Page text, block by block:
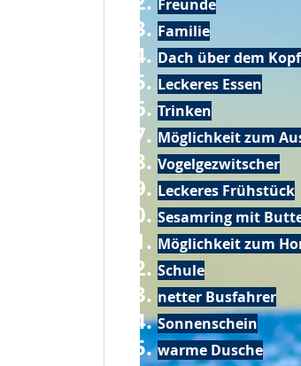
Freunde
Familie
Dach über dem Kopf
Leckeres Essen
Trinken
Möglichkeit zum
Vogelgezwitscher
Leckeres Frühstück
Sesamring mit
Möglichkeit zum
Schule
netter Busfahrer
Sonnenschein
warme Dusche